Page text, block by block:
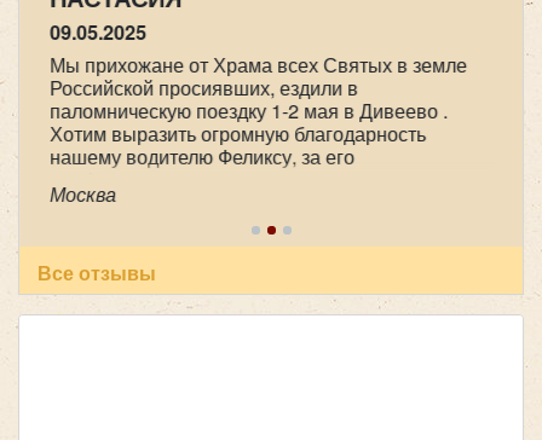
09.05.2025
Мы прихожане от Храма всех Святых в земле
Российской просиявших, ездили в
паломническую поездку 1-2 мая в Дивеево .
Хотим выразить огромную благодарность
нашему водителю Феликсу, за его
пунктуальность . Побольше таких бы
специалистов! Очень приятный человек! В
автобусе всегда чисто, опрятно. Всем
рекомендуем пользоваться вашей транспортной
компанией , все слажено и главное надежно!
Желаем успехов и процветания !
Москва
Все отзывы